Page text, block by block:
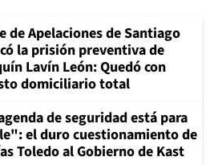
de Apelaciones de Santiago
la prisión preventiva de
Lavín León: Quedó con
domiciliario total
de seguridad está para
el duro cuestionamiento de
Toledo al Gobierno de Kast